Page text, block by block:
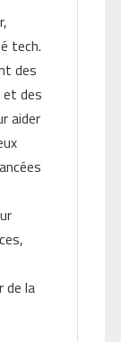
tech.
des
des
aider
de la